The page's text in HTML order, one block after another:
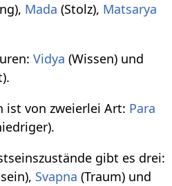
Mada (Stolz), Matsarya
Vidya (Wissen) und
ist von zweierlei Art: Para
gibt es drei:
Svapna (Traum) und